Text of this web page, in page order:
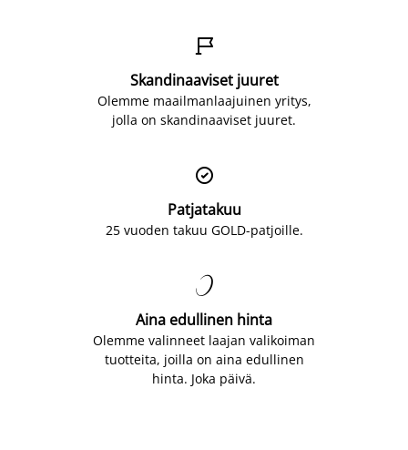

Skandinaaviset juuret
Olemme maailmanlaajuinen yritys,
jolla on skandinaaviset juuret.

Patjatakuu
25 vuoden takuu GOLD-patjoille.

Aina edullinen hinta
Olemme valinneet laajan valikoiman
tuotteita, joilla on aina edullinen
hinta. Joka päivä.